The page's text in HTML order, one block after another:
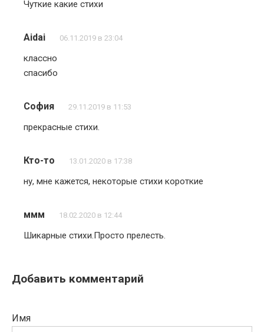
Чуткие какие стихи
Aidai 06.11.2019 в 23:04
классно
спасибо
София 29.11.2019 в 11:53
прекрасные стихи.
Кто-то 13.01.2020 в 17:38
ну, мне кажется, некоторые стихи короткие
ммм 18.02.2020 в 12:44
Шикарные стихи.Просто прелесть.
Добавить комментарий
Имя